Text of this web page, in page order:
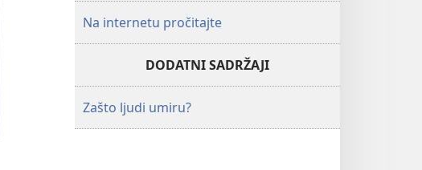
Na internetu pročitajte
DODATNI SADRŽAJI
Zašto ljudi umiru?